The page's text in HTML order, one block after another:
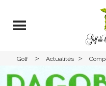
Golf
Avoise
> Actualités >